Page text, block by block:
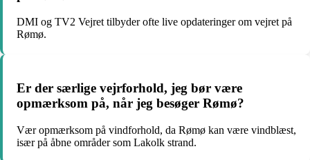
DMI og TV2 Vejret tilbyder ofte live opdateringer om vejret på
Rømø.
Er der særlige vejrforhold, jeg bør være
opmærksom på, når jeg besøger Rømø?
Vær opmærksom på vindforhold, da Rømø kan være vindblæst,
især på åbne områder som Lakolk strand.